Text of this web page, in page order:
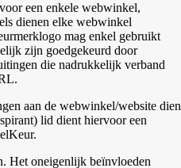
een enkele webwinkel,
dienen elke webwinkel
mag enkel gebruikt
zijn goedgekeurd door
die nadrukkelijk verband
aan de webwinkel/website
lid dient hiervoor een
Het oneigenlijk beïnvloeden